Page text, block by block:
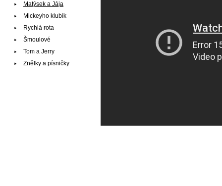
Matýsek a Jája
Mickeyho klubík
Rychlá rota
Šmoulové
Tom a Jerry
Znělky a písničky